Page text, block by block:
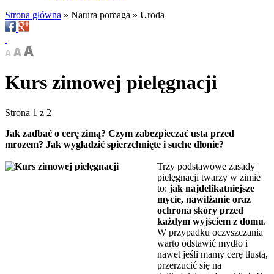
Strona główna » Natura pomaga » Uroda
Kurs zimowej pielęgnacji
Strona 1 z 2
Jak zadbać o cerę zimą? Czym zabezpieczać usta przed
mrozem? Jak wygładzić spierzchnięte i suche dłonie?
Trzy podstawowe zasady
pielęgnacji twarzy w zimie
to: jak najdelikatniejsze
mycie, nawilżanie oraz
ochrona skóry przed
każdym wyjściem z domu.
W przypadku oczyszczania
warto odstawić mydło i
nawet jeśli mamy cerę tłustą,
przerzucić się na